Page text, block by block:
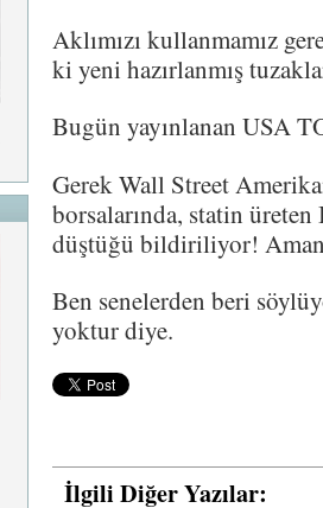
Aklımızı kullanmamız
ki yeni hazırlanmış
Bugün yayınlanan USA
Gerek Wall Street
borsalarında, statin
düştüğü bildiriliyor!
Ben senelerden beri
yoktur diye.
İlgili Diğer Yazılar: